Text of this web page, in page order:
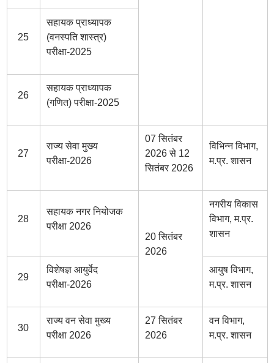
25
सहायक प्राध्यापक
(वनस्पति शास्त्र)
परीक्षा-2025
26
सहायक प्राध्यापक
(गणित) परीक्षा-2025
27
राज्य सेवा मुख्य
परीक्षा-2026
07 सितंबर
2026 से 12
सितंबर 2026
विभिन्न विभाग,
म.प्र. शासन
28
सहायक नगर नियोजक
परीक्षा 2026
20 सितंबर
2026
नगरीय विकास
विभाग, म.प्र.
शासन
29
विशेषज्ञ आयुर्वेद
परीक्षा-2026
आयुष विभाग,
म.प्र. शासन
30
राज्य वन सेवा मुख्य
परीक्षा 2026
27 सितंबर
2026
वन विभाग,
म.प्र. शासन